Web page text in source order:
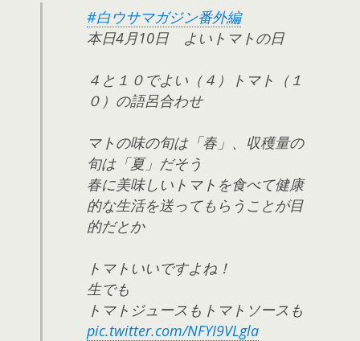
#白ウサマガジン番外編
本日4月10日 よいトマトの日
４と１０でよい（４）トマト（１
０）の語呂合わせ
マトの味の旬は「春」、収穫量の
旬は「夏」だそう
春に美味しいトマトを食べて健康
的な生活を送ってもらうことが目
的だとか
トマトいいですよね！
生でも
トマトジュースもトマトソースも
pic.twitter.com/NFYI9VLgla